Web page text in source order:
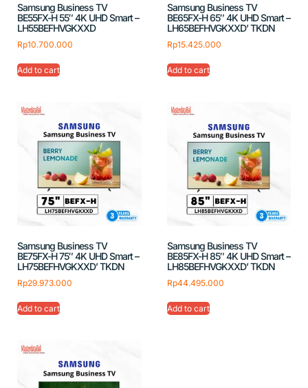
Samsung Business TV
BE55FX-H 55″ 4K UHD Smart –
LH55BEFHVGKXXD
Rp10.700.000
Add to cart
Samsung Business TV
BE65FX-H 65″ 4K UHD Smart –
LH65BEFHVGKXXD’ TKDN
Rp15.425.000
Add to cart
Samsung Business TV
BE75FX-H 75″ 4K UHD Smart –
LH75BEFHVGKXXD’ TKDN
Rp29.973.000
Add to cart
Samsung Business TV
BE85FX-H 85″ 4K UHD Smart –
LH85BEFHVGKXXD’ TKDN
Rp44.495.000
Add to cart